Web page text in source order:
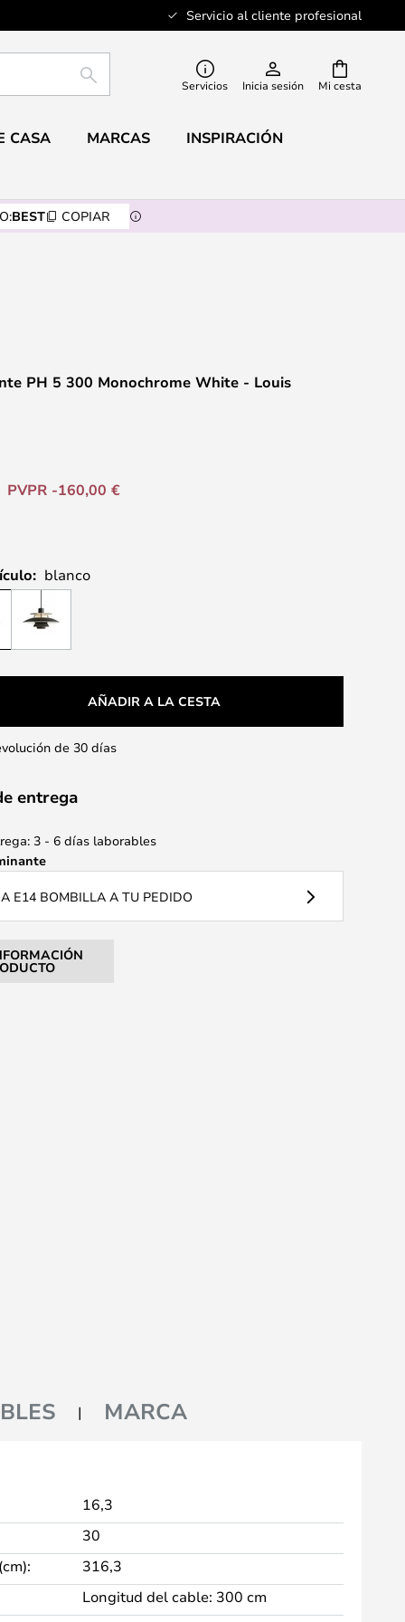
Servicio al cliente profesional
Mi cesta
BUSCAR Servicios Inicia sesión
CASA MARCAS INSPIRACIÓN
BEST COPIAR
PH 5 300 Monochrome White - Louis
PVPR -160,00 €
blanco
AÑADIR A LA CESTA
de 30 días
entrega
3 - 6 días laborables
E14 BOMBILLA A TU PEDIDO
MARCA
16,3
30
316,3
Longitud del cable: 300 cm